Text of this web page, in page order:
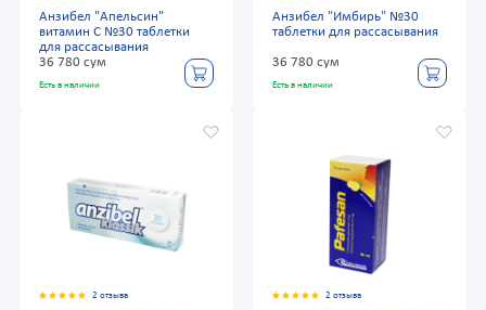
Анзибел "Апельсин"
витамин С №30 таблетки
для рассасывания
36 780 сум
Есть в наличии
Анзибел "Имбирь" №30
таблетки для рассасывания
36 780 сум
Есть в наличии
2 отзыва 2 отзыва